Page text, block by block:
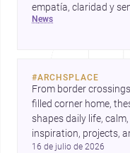
empatía, claridad y
metamoderna hasta
news
#ARCHSPLACE
From border
filled corner home,
shapes daily life,
inspiration, projects,
16 de julio de 2026